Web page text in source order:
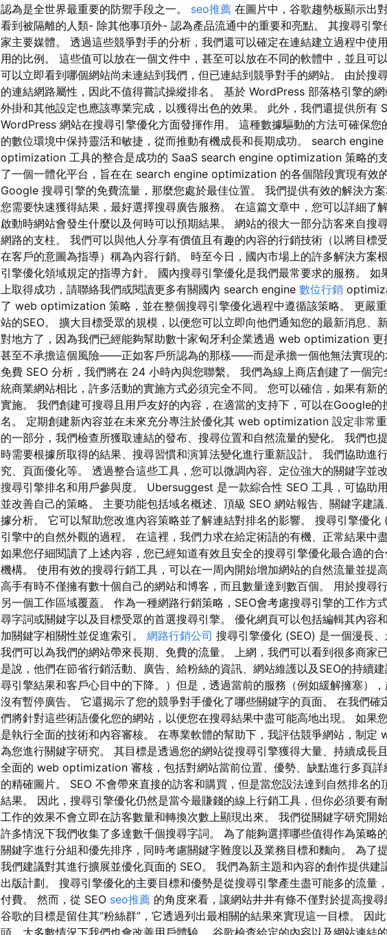
認為是全世界最重要的防禦手段之一。 seo推薦 在圖片中，谷歌趨勢板顯示出
看到被隔離的人類- 除其他事項外- 認為產品流通中的重要和亮點。 其搜尋引擎
家主要媒體。 透過這些競爭對手的分析，我們還可以確定在連結建立過程中使
用的比例。 這些值可以放在一個文件中，甚至可以放在不同的軟體中，並且可
可以立即看到哪個網站尚未連結到我們，但已連結到競爭對手的網站。 由於搜
的連結網路屬性，因此不值得嘗試操縱排名。 基於 WordPress 部落格引擎的
外掛和其他設定也應該專業完成，以獲得出色的效果。 此外，我們還提供所有
WordPress 網站在搜尋引擎優化方面發揮作用。 這種數據驅動的方法可確保您
的數位環境中保持靈活和敏捷，從而推動有機成長和長期成功。 search engine
optimization 工具的整合是成功的 SaaS search engine optimization 策略的
了一個一體化平台，旨在在 search engine optimization 的各個階段實現有效
Google 搜尋引擎的免費流量，那麼您處於最佳位置。 我們提供有效的解決方
您需要快速獲得結果，最好選擇搜尋廣告服務。 在這篇文章中，您可以詳細
啟動時網站會發生什麼以及何時可以預期結果。 網站的很大一部分訪客來自搜
網路的支柱。 我們可以與他人分享有價值且有趣的內容的行銷技術（以將目標
在客戶的意圖為指導）稱為內容行銷。 時至今日，國內市場上的許多解決方案
引擎優化領域規定的指導方針。 國內搜尋引擎優化是我們最常要求的服務。 如
上取得成功，請聯絡我們或閱讀更多有關國內 search engine 數位行銷
了 web optimization 策略，並在整個搜尋引擎優化過程中遵循該策略。 更嚴
站的SEO。 擴大目標受眾的規模，以便您可以立即向他們通知您的最新消息、
對地方了，因為我們已經能夠幫助數十家匈牙利企業透過 web optimization 更
甚至不承擔這個風險——正如客戶所認為的那樣——而是承擔一個他無法實現的
免費 SEO 分析，我們將在 24 小時內與您聯繫。 我們為線上商店創建了一個
統商業網站相比，許多活動的實施方式必須完全不同。 您可以確信，如果有新
實施。 我們創建可搜尋且用戶友好的內容，在適當的支持下，可以在Google的
名。 定期創建新內容並在未來充分專注於優化其 web optimization 設定非常
的一部分，我們檢查所獲取連結的發布、搜尋位置和自然流量的變化。 我們也
時需要根據所取得的結果、搜尋習慣和演算法變化進行重新設計。 我們協助進
究、頁面優化等。 透過整合這些工具，您可以微調內容、定位強大的關鍵字並
搜尋引擎排名和用戶參與度。 Ubersuggest 是一款綜合性 SEO 工具，可協助
並改善自己的策略。 主要功能包括域名概述、頂級 SEO 網站報告、關鍵字建
據分析。 它可以幫助您改進內容策略並了解連結對排名的影響。 搜尋引擎優化
引擎中的自然外觀的過程。 在這裡，我們力求在給定術語的有機、正常結果中
如果您仔細閱讀了上述內容，您已經知道有效且安全的搜尋引擎優化最合適的
機構。 使用有效的搜尋行銷工具，可以在一周內開始增加網站的自然流量並提
高手有時不僅擁有數十個自己的網站和博客，而且數量達到數百個。 用於搜尋
另一個工作區域覆蓋。 作為一種網路行銷策略，SEO會考慮搜尋引擎的工作方
尋字詞或關鍵字以及目標受眾的首選搜尋引擎。 優化網頁可以包括編輯其內容
加關鍵字相關性並促進索引。 網路行銷公司 搜尋引擎優化 (SEO) 是一個漫長
我們可以為我們的網站帶來長期、免費的流量。 上網，我們可以看到很多商家
是說，他們在節省行銷活動、廣告、給粉絲的資訊、網站維護以及SEO的持續
尋引擎結果和客戶心目中的下降。）但是，透過當前的服務（例如緩解擁塞）
沒有暫停廣告。 它還揭示了您的競爭對手優化了哪些關鍵字的頁面。 在我們確
們將針對這些術語優化您的網站，以便您在搜尋結果中盡可能高地出現。 如果
是執行全面的技術和內容審核。 在專業軟體的幫助下，我評估競爭網站，制
為您進行關鍵字研究。 其目標是透過您的網站從搜尋引擎獲得大量、持續成長
全面的 web optimization 審核，包括對網站當前位置、優勢、缺點進行多頁詳
的精確圖片。 SEO 不會帶來直接的訪客和購買，但是當您設法達到自然排名的
結果。 因此，搜尋引擎優化仍然是當今最賺錢的線上行銷工具，但你必須要有
工作的效果不會立即在訪客數量和轉換次數上顯現出來。 我們從關鍵字研究開
許多情況下我們收集了多達數千個搜尋字詞。 為了能夠選擇哪些值得作為策略
關鍵字進行分組和優先排序，同時考慮關鍵字難度以及業務目標和麵向。 為了
我們建議對其進行擴展並優化頁面的 SEO。 我們為新主題和內容的創作提供建
出版計劃。 搜尋引擎優化的主要目標和優勢是從搜尋引擎產生盡可能多的流量
付費。 然而，從 SEO seo推薦 的角度來看，讓網站井井有條不僅對於提高搜尋
谷歌的目標是留住其“粉絲群”，它透過列出最相關的結果來實現這一目標。 因
頭，大多數情況下我們也會改善用戶體驗。 谷歌檢查給定的內容以及網站連結